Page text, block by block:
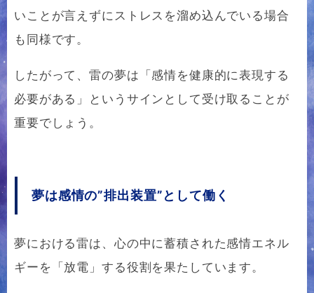
いことが言えずにストレスを溜め込んでいる場合
も同様です。
したがって、雷の夢は「感情を健康的に表現する
必要がある」というサインとして受け取ることが
重要でしょう。
夢は感情の”排出装置”として働く
夢における雷は、心の中に蓄積された感情エネル
ギーを「放電」する役割を果たしています。